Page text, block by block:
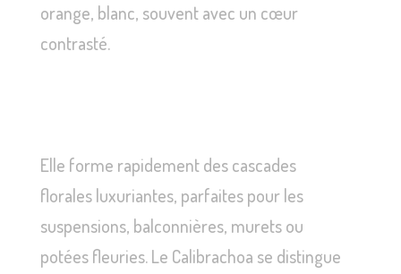
orange, blanc, souvent avec un cœur
contrasté.
Elle forme rapidement des cascades
florales luxuriantes, parfaites pour les
suspensions, balconnières, murets ou
potées fleuries. Le Calibrachoa se distingue